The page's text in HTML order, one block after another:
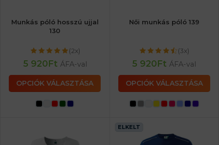
Munkás póló hosszú ujjal
130
(2x)
5 920Ft ÁFA-val
OPCIÓK VÁLASZTÁSA
Női munkás póló 139
(3x)
5 920Ft ÁFA-val
OPCIÓK VÁLASZTÁSA
ELKELT